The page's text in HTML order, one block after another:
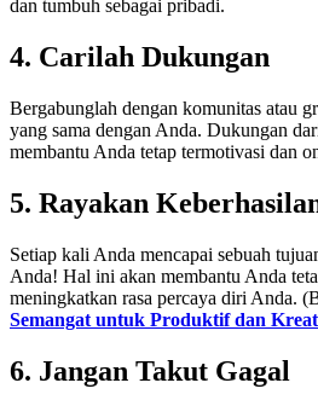
dan tumbuh sebagai pribadi.
4. Carilah Dukungan
Bergabunglah dengan komunitas atau
yang sama dengan Anda. Dukungan
membantu Anda tetap termotivasi dan
5. Rayakan
Setiap kali Anda mencapai sebuah
Anda! Hal ini akan membantu Anda
meningkatkan rasa percaya diri Anda.
Semangat untuk Produktif dan
6. Jangan Takut Gagal